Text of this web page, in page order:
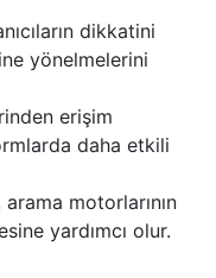
dikkatini
yönelmelerini
erişim
daha etkili
arama motorlarının
yardımcı olur.